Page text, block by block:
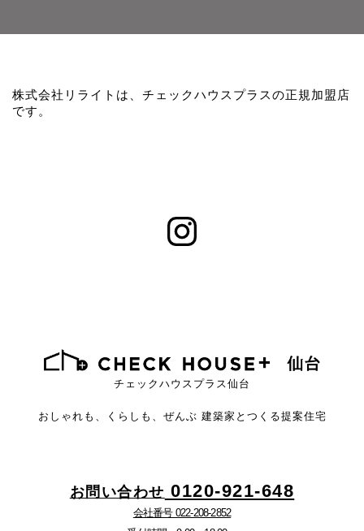
株式会社リライトは、チェックハウスプラスの正規加盟店
です。
チェックハウスプラス仙台
おしゃれも、くらしも、ぜんぶ 建築家とつくる提案住宅
お問い合わせ 0120-921-648
会社番号 022-208-2852